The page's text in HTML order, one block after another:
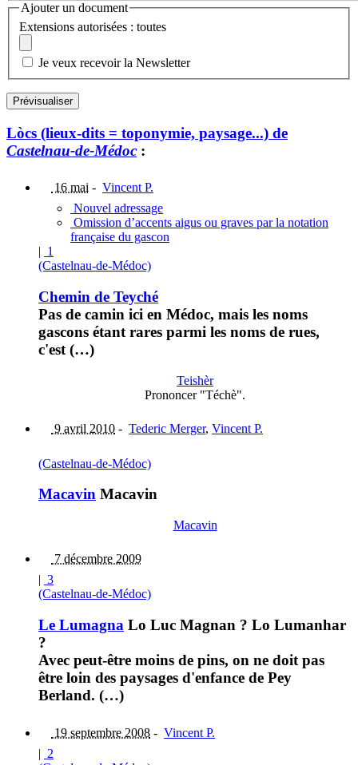
Ajouter un document
Extensions autorisées : toutes
Je veux recevoir la Newsletter
Lòcs (lieux-dits = toponymie, paysage...) de
Castelnau-de-Médoc :
16 mai - Vincent P.
Nouvel adressage
Omission d’accents aigus ou graves par la notation
française du gascon
| 1
(Castelnau-de-Médoc)
Chemin de Teyché
Pas de camin ici en Médoc, mais les noms
gascons étant rares parmi les noms de rues,
c'est (…)
Teishèr
Prononcer "Téchè".
9 avril 2010 - Tederic Merger, Vincent P.
(Castelnau-de-Médoc)
Macavin Macavin
Macavin
7 décembre 2009
| 3
(Castelnau-de-Médoc)
Le Lumagna Lo Luc Magnan ? Lo Lumanhar
?
Avec peut-être moins de pins, on ne doit pas
être loin des paysages d'enfance de Pey
Berland. (…)
19 septembre 2008 - Vincent P.
| 2